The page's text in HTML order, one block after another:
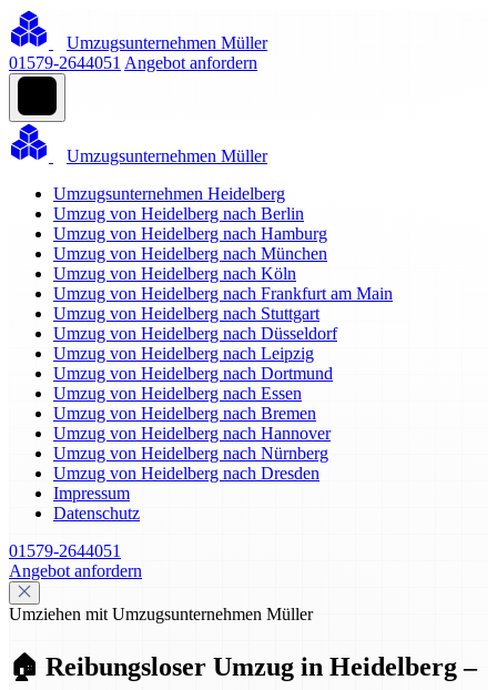
Umzugsunternehmen Müller
01579-2644051 Angebot anfordern
Umzugsunternehmen Müller
Umzugsunternehmen Heidelberg
Umzug von Heidelberg nach Berlin
Umzug von Heidelberg nach Hamburg
Umzug von Heidelberg nach München
Umzug von Heidelberg nach Köln
Umzug von Heidelberg nach Frankfurt am Main
Umzug von Heidelberg nach Stuttgart
Umzug von Heidelberg nach Düsseldorf
Umzug von Heidelberg nach Leipzig
Umzug von Heidelberg nach Dortmund
Umzug von Heidelberg nach Essen
Umzug von Heidelberg nach Bremen
Umzug von Heidelberg nach Hannover
Umzug von Heidelberg nach Nürnberg
Umzug von Heidelberg nach Dresden
Impressum
Datenschutz
01579-2644051
Angebot anfordern
Umziehen mit Umzugsunternehmen Müller
🏠 Reibungsloser Umzug in Heidelberg –